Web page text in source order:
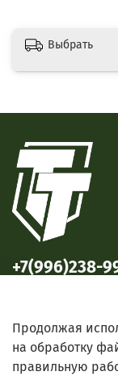
Выбрать
+7(996)238-
Продолжая
на обработку
правильную